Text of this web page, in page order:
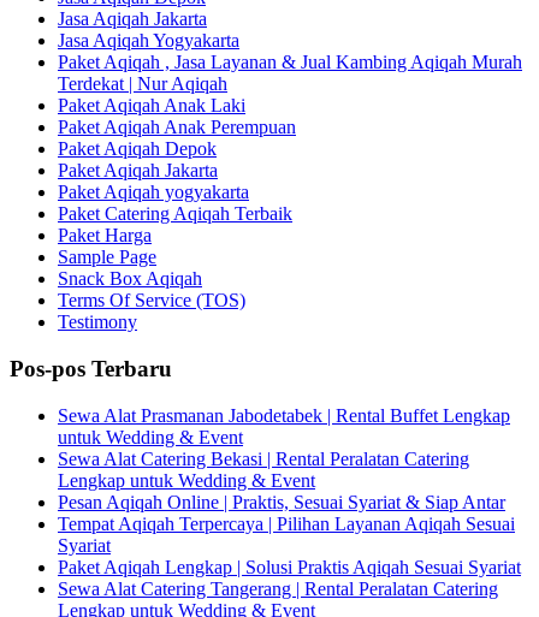
Jasa Aqiqah Jakarta
Jasa Aqiqah Yogyakarta
Paket Aqiqah , Jasa Layanan & Jual Kambing Aqiqah Murah
Terdekat | Nur Aqiqah
Paket Aqiqah Anak Laki
Paket Aqiqah Anak Perempuan
Paket Aqiqah Depok
Paket Aqiqah Jakarta
Paket Aqiqah yogyakarta
Paket Catering Aqiqah Terbaik
Paket Harga
Sample Page
Snack Box Aqiqah
Terms Of Service (TOS)
Testimony
Pos-pos Terbaru
Sewa Alat Prasmanan Jabodetabek | Rental Buffet Lengkap
untuk Wedding & Event
Sewa Alat Catering Bekasi | Rental Peralatan Catering
Lengkap untuk Wedding & Event
Pesan Aqiqah Online | Praktis, Sesuai Syariat & Siap Antar
Tempat Aqiqah Terpercaya | Pilihan Layanan Aqiqah Sesuai
Syariat
Paket Aqiqah Lengkap | Solusi Praktis Aqiqah Sesuai Syariat
Sewa Alat Catering Tangerang | Rental Peralatan Catering
Lengkap untuk Wedding & Event